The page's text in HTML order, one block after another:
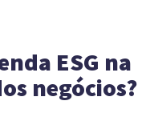
ESG na
negócios?